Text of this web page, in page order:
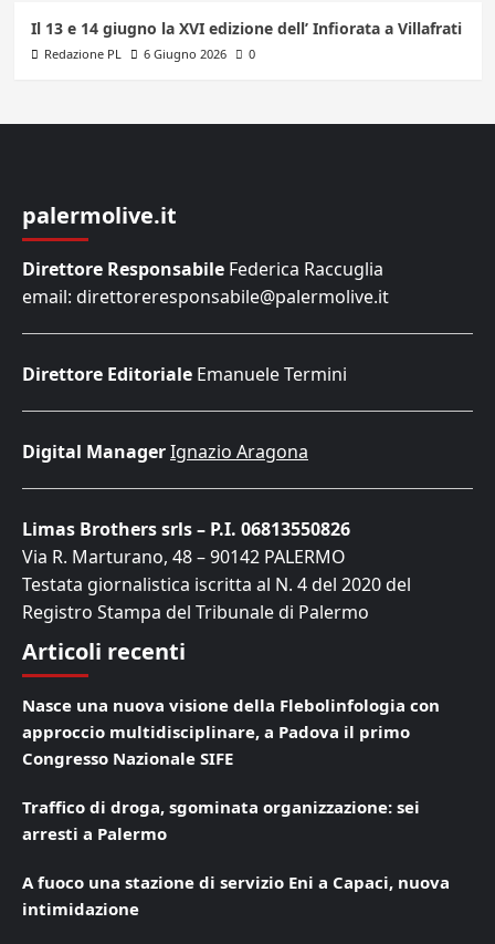
Il 13 e 14 giugno la XVI edizione dell’ Infiorata a Villafrati
Redazione PL 6 Giugno 2026 0
palermolive.it
Direttore Responsabile Federica Raccuglia
email: direttoreresponsabile@palermolive.it
Direttore Editoriale Emanuele Termini
Digital ManagerIgnazio Aragona
Limas Brothers srls – P.I. 06813550826
Via R. Marturano, 48 – 90142 PALERMO
Testata giornalistica iscritta al N. 4 del 2020 del
Registro Stampa del Tribunale di Palermo
Articoli recenti
Nasce una nuova visione della Flebolinfologia con
approccio multidisciplinare, a Padova il primo
Congresso Nazionale SIFE
Traffico di droga, sgominata organizzazione: sei
arresti a Palermo
A fuoco una stazione di servizio Eni a Capaci, nuova
intimidazione